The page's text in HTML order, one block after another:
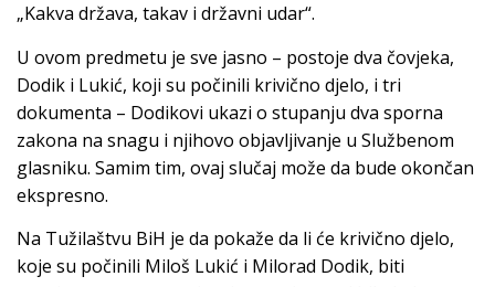
„Kakva država, takav i državni udar“.
U ovom predmetu je sve jasno – postoje dva čovjeka,
Dodik i Lukić, koji su počinili krivično djelo, i tri
dokumenta – Dodikovi ukazi o stupanju dva sporna
zakona na snagu i njihovo objavljivanje u Službenom
glasniku. Samim tim, ovaj slučaj može da bude okončan
ekspresno.
Na Tužilaštvu BiH je da pokaže da li će krivično djelo,
koje su počinili Miloš Lukić i Milorad Dodik, biti